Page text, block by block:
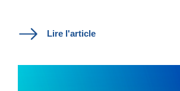
Lire l'article